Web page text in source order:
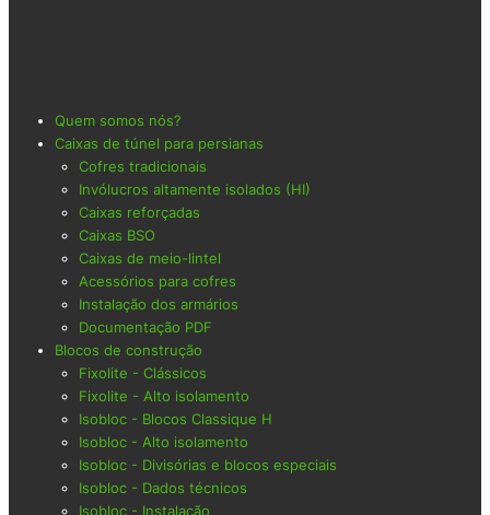
Quem somos nós?
Caixas de túnel para persianas
Cofres tradicionais
Invólucros altamente isolados (HI)
Caixas reforçadas
Caixas BSO
Caixas de meio-lintel
Acessórios para cofres
Instalação dos armários
Documentação PDF
Blocos de construção
Fixolite - Clássicos
Fixolite - Alto isolamento
Isobloc - Blocos Classique H
Isobloc - Alto isolamento
Isobloc - Divisórias e blocos especiais
Isobloc - Dados técnicos
Isobloc - Instalação